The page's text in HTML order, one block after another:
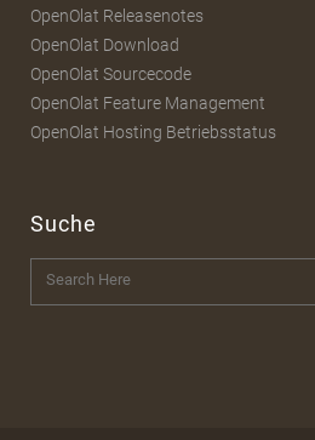
OpenOlat Releasenotes
OpenOlat Download
OpenOlat Sourcecode
OpenOlat Feature Management
OpenOlat Hosting Betriebsstatus
Suche